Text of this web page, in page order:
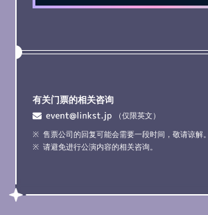
有关门票的相关咨询
（仅限英文）
售票公司的回复可能会需要一段时间，敬请谅解。
请避免进行公演内容的相关咨询。